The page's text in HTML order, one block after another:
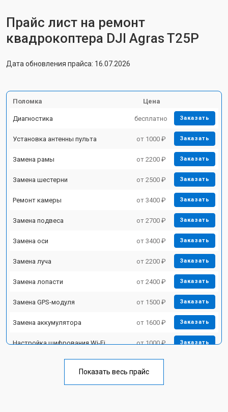
Прайс лист на ремонт
квадрокоптера DJI Agras T25P
Дата обновления прайса: 16.07.2026
Поломка Цена
Диагностика бесплатно Заказать
Установка антенны пульта от 1000 ₽ Заказать
Замена рамы от 2200 ₽ Заказать
Замена шестерни от 2500 ₽ Заказать
Ремонт камеры от 3400 ₽ Заказать
Замена подвеса от 2700 ₽ Заказать
Замена оси от 3400 ₽ Заказать
Замена луча от 2200 ₽ Заказать
Замена лопасти от 2400 ₽ Заказать
Замена GPS-модуля от 1500 ₽ Заказать
Замена аккумулятора от 1600 ₽ Заказать
Настройка шифрования Wi-Fi от 1000 ₽ Заказать
Замена материнской платы от 2800 ₽
Показать весь прайс